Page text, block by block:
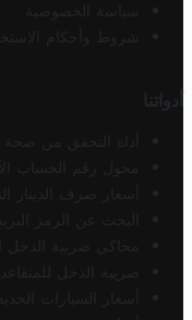
سياسة الخصوصية
شروط وأحكام
أدواتنا
أداة التحقق من صحة
محول رقم الحساب
أسعار صرف الدينار
البحث عن الرمز
محاكي ضريبة الدخل
ضريبة الدخل
أسعار السيارات